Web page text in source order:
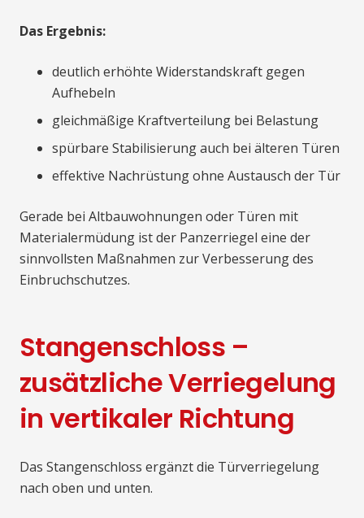
Das Ergebnis:
deutlich erhöhte Widerstandskraft gegen
Aufhebeln
gleichmäßige Kraftverteilung bei Belastung
spürbare Stabilisierung auch bei älteren Türen
effektive Nachrüstung ohne Austausch der Tür
Gerade bei Altbauwohnungen oder Türen mit
Materialermüdung ist der Panzerriegel eine der
sinnvollsten Maßnahmen zur Verbesserung des
Einbruchschutzes.
Stangenschloss –
zusätzliche Verriegelung
in vertikaler Richtung
Das Stangenschloss ergänzt die Türverriegelung
nach oben und unten.